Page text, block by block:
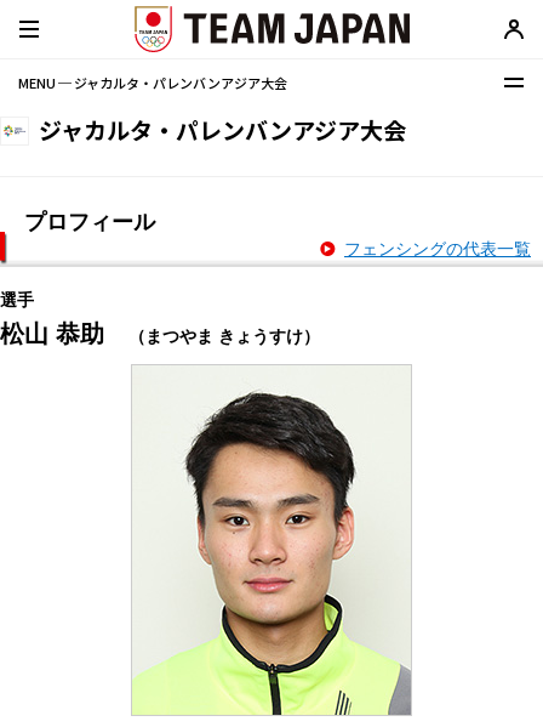
MENU ─ ジャカルタ・パレンバンアジア大会
ジャカルタ・パレンバンアジア大会
プロフィール
フェンシングの代表一覧
選手
松山 恭助 （まつやま きょうすけ）